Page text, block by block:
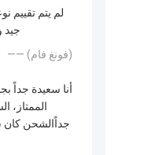
لم يتم تقييم
جيد
—— (فونغ فام)
أنا سعيدة جداً
الممتاز،
جداًالشحن كان